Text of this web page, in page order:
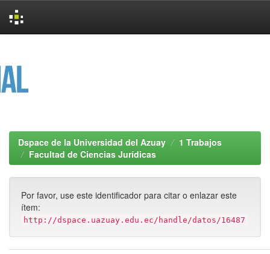
Dspace de la Universidad del Azuay
1 Trabajos
Facultad de Ciencias Jurídicas
Por favor, use este identificador para citar o enlazar este
ítem:
http://dspace.uazuay.edu.ec/handle/datos/16487